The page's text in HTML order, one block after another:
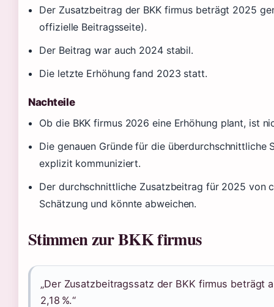
Der Zusatzbeitrag der BKK firmus beträgt 2025
offizielle Beitragsseite).
Der Beitrag war auch 2024 stabil.
Die letzte Erhöhung fand 2023 statt.
Nachteile
Ob die BKK firmus 2026 eine Erhöhung plant, ist
Die genauen Gründe für die überdurchschnittliche
explizit kommuniziert.
Der durchschnittliche Zusatzbeitrag für 2025 von
Schätzung und könnte abweichen.
Stimmen zur BKK firmus
„Der Zusatzbeitragssatz der BKK firmus beträgt
2,18 %.“